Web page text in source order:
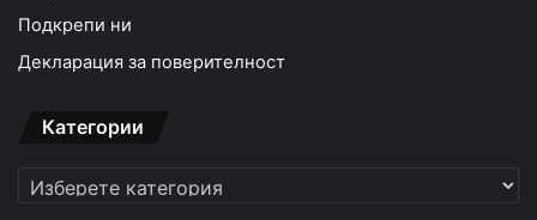
Подкрепи ни
Декларация за поверителност
Категории
Категории